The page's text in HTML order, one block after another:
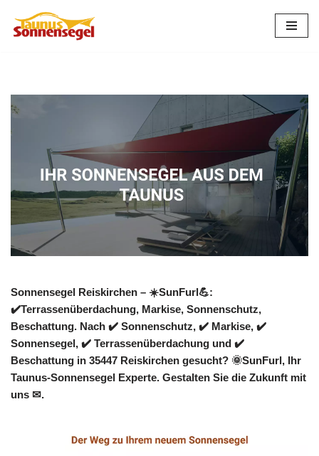
Zum
Sonnensegel Reiskirchen – ☀️SunFurl💪:
✔️Terrassenüberdachung, Markise, Sonnenschutz,
Beschattung. Nach ✔️ Sonnenschutz, ✔️ Markise, ✔️
Sonnensegel, ✔️ Terrassenüberdachung und ✔️
Beschattung in 35447 Reiskirchen gesucht? 🌞SunFurl, Ihr
Taunus-Sonnensegel Experte. Gestalten Sie die Zukunft mit
uns ✉.